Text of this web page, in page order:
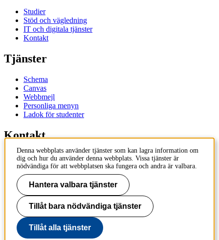
Studier
Stöd och vägledning
IT och digitala tjänster
Kontakt
Tjänster
Schema
Canvas
Webbmejl
Personliga menyn
Ladok för studenter
Kontakt
Kontakta utbildningsprogram
Kontakta kurs
IT-support
KTH Entré
KTH
100 44 Stockholm
+46 8 790 60 00
info@kth.se
Denna webbplats använder tjänster som kan lagra information om
dig och hur du använder denna webbplats. Vissa tjänster är
nödvändiga för att webbplatsen ska fungera och andra är valbara.
Hantera valbara tjänster
Tillåt bara nödvändiga tjänster
Tillåt alla tjänster